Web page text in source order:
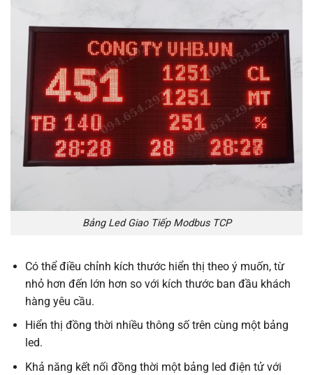
Bảng Led Giao Tiếp Modbus TCP
Có thể điều chỉnh kích thước hiển thị theo ý muốn, từ
nhỏ hơn đến lớn hơn so với kích thước ban đầu khách
hàng yêu cầu.
Hiển thị đồng thời nhiều thông số trên cùng một bảng
led.
Khả năng kết nối đồng thời một bảng led điện tử với